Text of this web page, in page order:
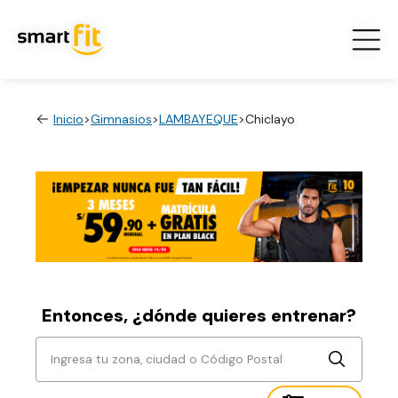
Inicio>Gimnasios>LAMBAYEQUE>Chiclayo
Entonces, ¿dónde quieres entrenar?
Ingresa tu zona, ciudad o Código Postal